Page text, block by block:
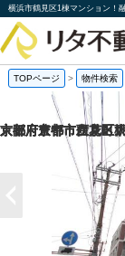
TOPページ > 物件検索
京都府京都市伏見区
京都府京都市西京区
京都府京都市左京区
大阪府豊中市立花町